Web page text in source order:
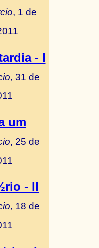
, 1 de
- I
, 31 de
um
, 25 de
- II
, 18 de